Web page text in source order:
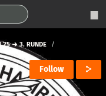
→ 3. RUNDE
Follow